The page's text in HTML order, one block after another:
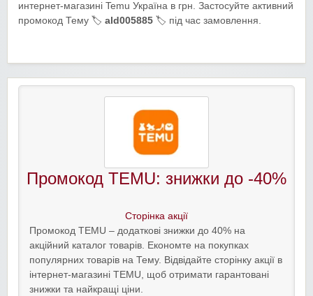
интернет-магазині Temu Україна в грн. Застосуйте активний
промокод Тему 🏷️ ald005885 🏷️ під час замовлення.
Промокод TEMU: знижки до -40%
Сторінка акції
Промокод TEMU – додаткові знижки до 40% на
акційний каталог товарів. Економте на покупках
популярних товарів на Тему. Відвідайте сторінку акції в
інтернет-магазині TEMU, щоб отримати гарантовані
знижки та найкращі ціни.